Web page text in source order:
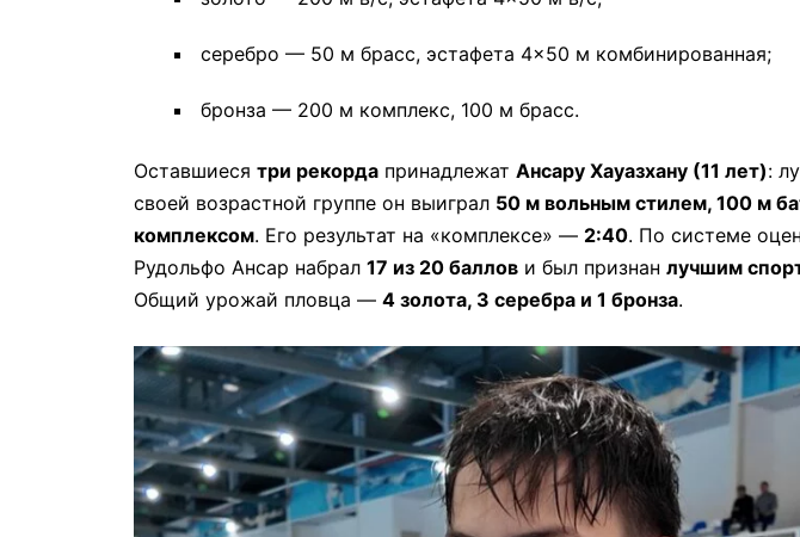
серебро — 50 м брасс, эстафета 4×50 м комбинированная;
бронза — 200 м комплекс, 100 м брасс.
Оставшиеся три рекорда принадлежат Ансару Хауазхану (11 лет):
своей возрастной группе он выиграл 50 м вольным стилем, 100 м
комплексом. Его результат на «комплексе» — 2:40. По системе
Рудольфо Ансар набрал 17 из 20 баллов и был признан лучшим
Общий урожай пловца — 4 золота, 3 серебра и 1 бронза.